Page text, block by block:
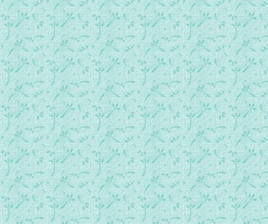
051.复活期第六周星期六.mp3
052.复活期第七周星期日.mp3
053.复活期第七周星期一.mp3
054.复活期第七周星期二.mp3
055.复活期第七周星期三.mp3
056.复活期第七周星期四.mp3
057.复活期第七周星期五.mp3
058.复活期第七周星期六.mp3
059.圣神降临前夕弥撒.mp3
060.圣神降临弥撒.mp3
061.常年期第九周星期一.mp3